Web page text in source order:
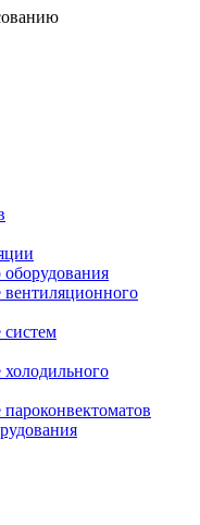
оборудования
систем